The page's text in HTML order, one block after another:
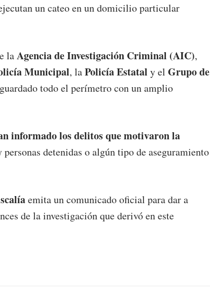
un cateo en un domicilio particular
laAgencia de Investigación Criminal (AIC),
Municipal, laPolicía Estatal y elGrupo de
todo el perímetro con un amplio
informado los delitos que motivaron la
personas detenidas o algún tipo de aseguramiento
emita un comunicado oficial para dar a
de la investigación que derivó en este